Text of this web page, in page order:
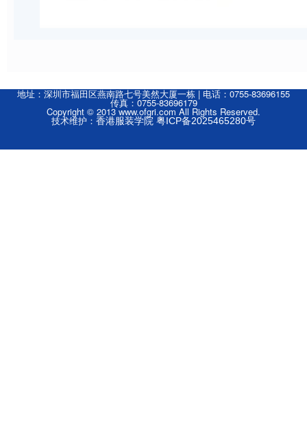
地址：深圳市福田区燕南路七号美然大厦一栋 | 电话：0755-83696155
传真：0755-83696179
Copyright © 2013 www.ofgri.com All Rights Reserved.
技术维护： 香港服装学院 粤ICP备2025465280号